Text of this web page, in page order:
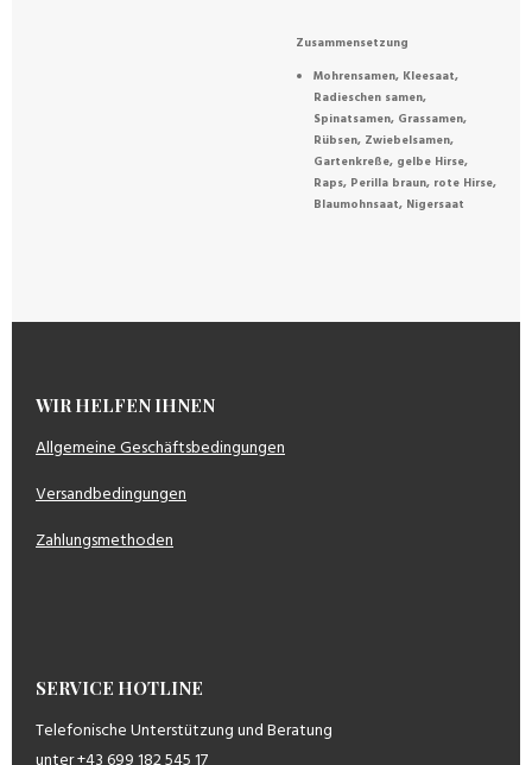
Zusammensetzung
Mohrensamen, Kleesaat,
Radieschen samen,
Spinatsamen, Grassamen,
Rübsen, Zwiebelsamen,
Gartenkreße, gelbe Hirse,
Raps, Perilla braun, rote Hirse,
Blaumohnsaat, Nigersaat
WIR HELFEN IHNEN
Allgemeine Geschäftsbedingungen
Versandbedingungen
Zahlungsmethoden
SERVICE HOTLINE
Telefonische Unterstützung und Beratung